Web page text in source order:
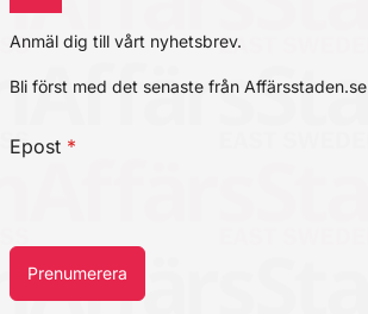
Anmäl dig till vårt nyhetsbrev.
Bli först med det senaste från Affärsstaden.se
Epost *
Prenumerera